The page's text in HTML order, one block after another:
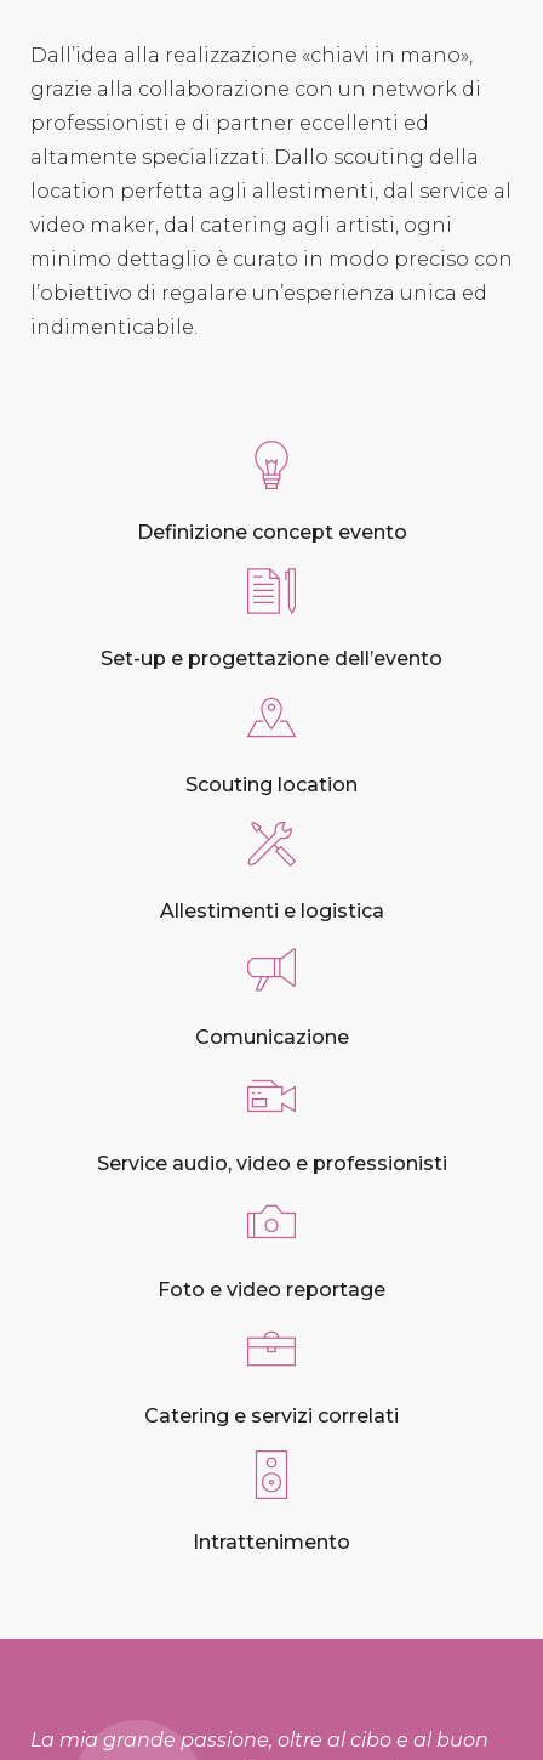
Dall’idea alla realizzazione «chiavi in mano»,
grazie alla collaborazione con un network di
professionisti e di partner eccellenti ed
altamente specializzati. Dallo scouting della
location perfetta agli allestimenti, dal service al
video maker, dal catering agli artisti, ogni
minimo dettaglio è curato in modo preciso con
l’obiettivo di regalare un’esperienza unica ed
indimenticabile.
Definizione concept evento
Set-up e progettazione dell’evento
Scouting location
Allestimenti e logistica
Comunicazione
Service audio, video e professionisti
Foto e video reportage
Catering e servizi correlati
Intrattenimento
La mia grande passione, oltre al cibo e al buon